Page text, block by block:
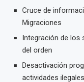
Cruce de
Migraciones
Integración de los
del orden
Desactivación
actividades ilegales